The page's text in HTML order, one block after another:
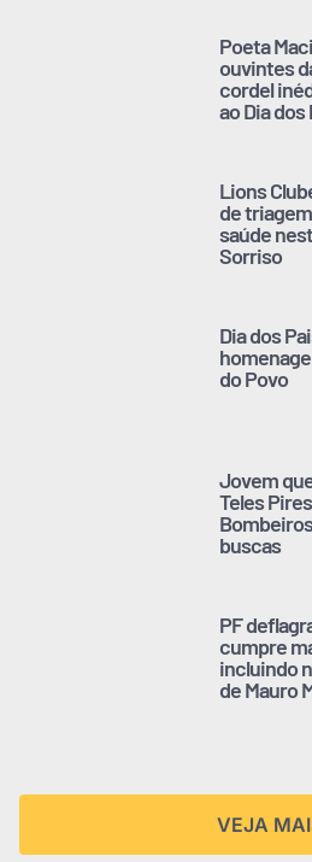
Poeta
ouvintes
cordel
ao Dia dos
Lions
de
saúde
Sorriso
Dia dos
do Povo
Jovem
Teles
buscas
PF
cumpre
incluindo
de Mauro
VEJA